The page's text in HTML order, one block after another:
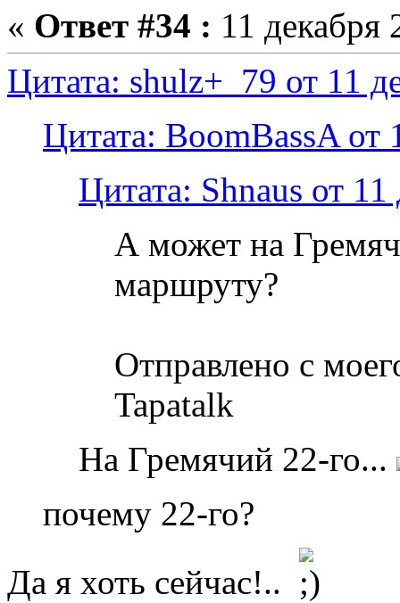
« Ответ #34 : 11 декабря
Цитата: shulz+_79 от 11
Цитата: BoomBassA от
Цитата: Shnaus от
А может на
маршруту?
Отправлено с
Tapatalk
На Гремячий 22-го...
почему 22-го?
Да я хоть сейчас!..